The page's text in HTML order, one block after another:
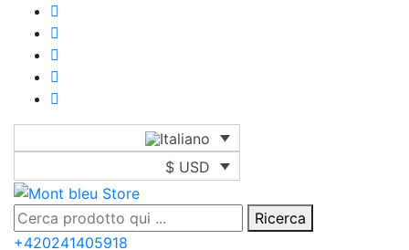
$ USD
Ricerca
+420241405918